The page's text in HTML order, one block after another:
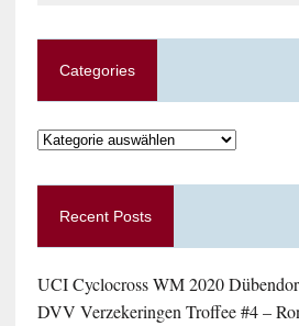
Categories
Categories
Recent Posts
UCI Cyclocross WM 2020
DVV Verzekeringen Troffee #4 –